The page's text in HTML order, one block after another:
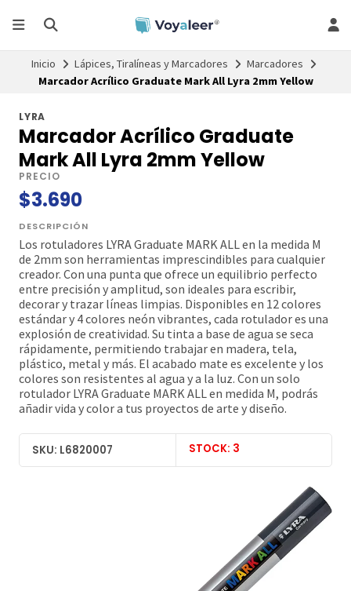
Inicio Lápices, Tiralíneas y Marcadores
Marcadores
Marcador Acrílico Graduate Mark All Lyra 2mm Yellow
LYRA
Marcador Acrílico Graduate
Mark All Lyra 2mm Yellow
PRECIO
$3.690
DESCRIPCIÓN
Los rotuladores LYRA Graduate MARK ALL en la medida M
de 2mm son herramientas imprescindibles para cualquier
creador. Con una punta que ofrece un equilibrio perfecto
entre precisión y amplitud, son ideales para escribir,
decorar y trazar líneas limpias. Disponibles en 12 colores
estándar y 4 colores neón vibrantes, cada rotulador es una
explosión de creatividad. Su tinta a base de agua se seca
rápidamente, permitiendo trabajar en madera, tela,
plástico, metal y más. El acabado mate es excelente y los
colores son resistentes al agua y a la luz. Con un solo
rotulador LYRA Graduate MARK ALL en medida M, podrás
añadir vida y color a tus proyectos de arte y diseño.
SKU: L6820007 STOCK: 3